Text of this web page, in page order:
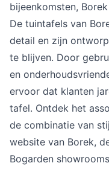
Designers
Prijscatalogi
Flagship stores
Contact
3D modellen
bijeenkomsten,
De tuintafels van
detail en zijn
te blijven. Door
en
ervoor dat klanten
tafel. Ontdek het
de combinatie van
website van Borek,
Bogarden